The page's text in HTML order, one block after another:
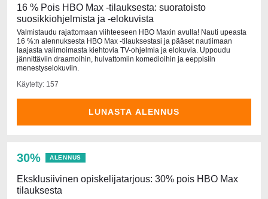
16 % Pois HBO Max -tilauksesta: suoratoisto
suosikkiohjelmista ja -elokuvista
Valmistaudu rajattomaan viihteeseen HBO Maxin avulla! Nauti upeasta
16 %:n alennuksesta HBO Max -tilauksestasi ja pääset nautiimaan
laajasta valimoimasta kiehtovia TV-ohjelmia ja elokuvia. Uppoudu
jännittäviin draamoihin, hulvattomiin komedioihin ja eeppisiin
menestyselokuviin.
Käytetty: 157
LUNASTA ALENNUS
30% ALENNUS
Eksklusiivinen opiskelijatarjous: 30% pois HBO Max
tilauksesta